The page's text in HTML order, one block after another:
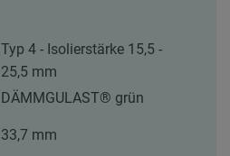
Typ 4 - Isolierstärke 15,5 -
25,5 mm
DÄMMGULAST® grün
33,7 mm